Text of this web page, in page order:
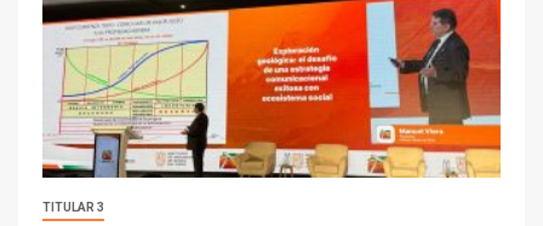
TITULAR 3